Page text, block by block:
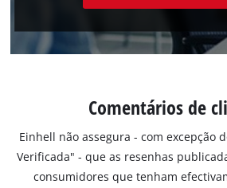
Comentários de
Einhell não assegura - com excepção
Verificada" - que as resenhas
consumidores que tenham